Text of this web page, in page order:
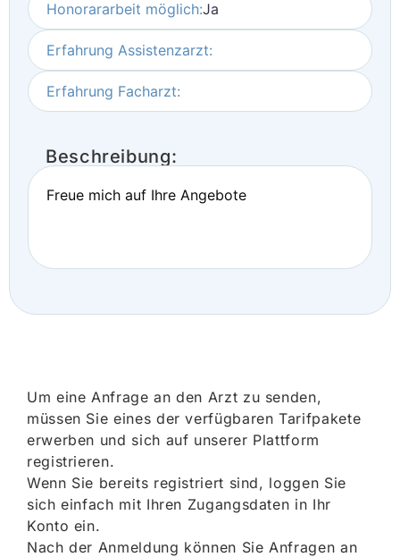
Honorararbeit möglich:Ja
Erfahrung Assistenzarzt:
Erfahrung Facharzt:
Beschreibung:
Freue mich auf Ihre Angebote
Um eine Anfrage an den Arzt zu senden,
müssen Sie eines der verfügbaren Tarifpakete
erwerben und sich auf unserer Plattform
registrieren.
Wenn Sie bereits registriert sind, loggen Sie
sich einfach mit Ihren Zugangsdaten in Ihr
Konto ein.
Nach der Anmeldung können Sie Anfragen an